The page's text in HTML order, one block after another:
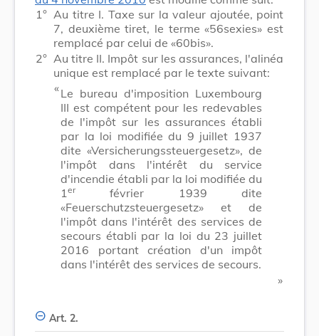
1° Au titre I. Taxe sur la valeur ajoutée, point
7, deuxième tiret, le terme «56sexies» est
remplacé par celui de «60bis».
2° Au titre II. Impôt sur les assurances, l'alinéa
unique est remplacé par le texte suivant:
​ «Le bureau d'imposition Luxembourg
III est compétent pour les redevables
de l'impôt sur les assurances établi
par la loi modifiée du 9 juillet 1937
dite «Versicherungssteuergesetz», de
l'impôt dans l'intérêt du service
d'incendie établi par la loi modifiée du
1 erfévrier 1939 dite
«Feuerschutzsteuergesetz» et de
l'impôt dans l'intérêt des services de
secours établi par la loi du 23 juillet
2016 portant création d'un impôt
dans l'intérêt des services de secours.
​ »
Art. 2.